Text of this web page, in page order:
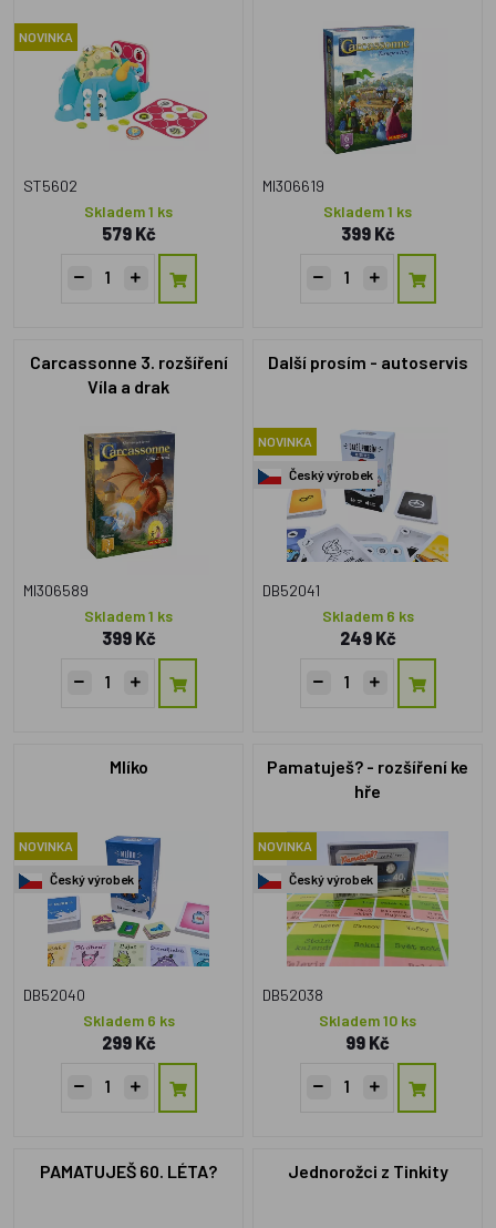
NOVINKA
ST5602
Skladem 1 ks
579 Kč
MI306619
Skladem 1 ks
399 Kč
Carcassonne 3. rozšíření
Víla a drak
MI306589
Skladem 1 ks
399 Kč
Další prosím - autoservis
NOVINKA
Český výrobek
DB52041
Skladem 6 ks
249 Kč
Mlíko
NOVINKA
Český výrobek
DB52040
Skladem 6 ks
299 Kč
Pamatuješ? - rozšíření ke
hře
NOVINKA
Český výrobek
DB52038
Skladem 10 ks
99 Kč
PAMATUJEŠ 60. LÉTA? Jednorožci z Tinkity